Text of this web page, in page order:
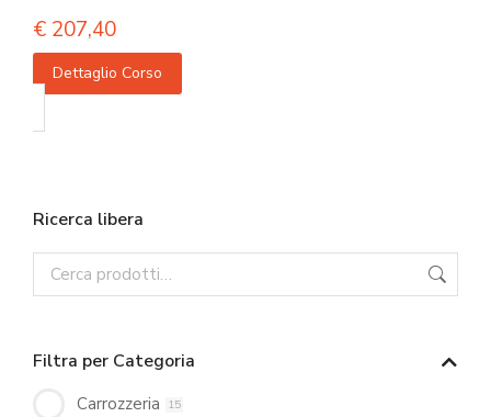
€ 207,40
Dettaglio Corso
Ricerca libera
Filtra per Categoria
Carrozzeria 15